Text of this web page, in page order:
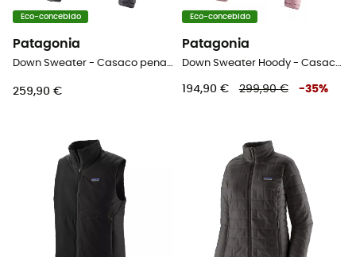
Eco-concebido
Patagonia
Down Sweater - Casaco penas homem
259,90 €
Eco-concebido
Patagonia
Down Sweater Hoody - Casaco penas mulher
194,90 € 299,90 € -35%